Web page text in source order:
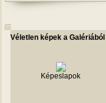
Véletlen képek a Galériából
Képeslapok